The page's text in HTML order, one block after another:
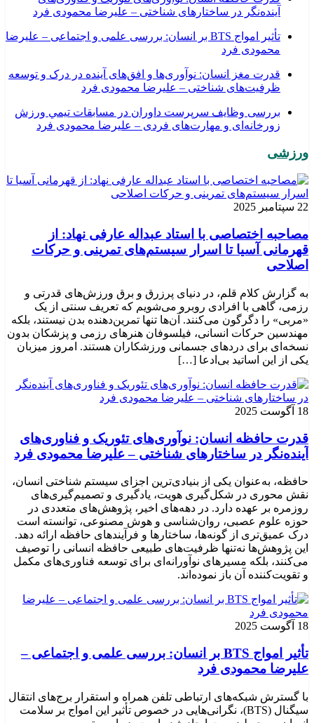
آینده‌نگر در ساختارهای شناختی – علیرضا محمودی فرد
تأثیر امواج BTS بر انسان: بررسی علمی و اجتماعی – علیرضا
محمودی فرد
قدرت مغز انسان: نوآوری‌ها و افق‌های آینده در درک و توسعه
ظرفیت‌های شناختی – علیرضا محمودی فرد
بررسی وظايف سرپرست داوران در مسابقات تیمي ورزش
زورخانه‌ای و مهارت‌های فردی – علیرضا محمودی فرد
ورزشی
22 سپتامبر 2025
مصاحبه اختصاصی با استاد عبداله عارفی نهاد: از
قهرمانی آسیا تا اسرار سیستم‌های تمرینی و حرکات
اصلاحی
به گزارش کلام قلم، در دنیای پرزرق و برق ورزش‌های قدرتی و
رزمی، گاهی با افرادی روبرو می‌شویم که تعریف سنتی از یک
«مربی» را دگرگون می‌کنند. آن‌ها تنها تمرین‌دهنده بدن نیستند، بلکه
مهندسین حرکات انسانی، فیلسوفان هنرهای رزمی و پزشکان بدون
نسخه‌ای برای دردهای جسمانی ورزشکاران هستند. امروز میزبان
یکی از این اساتید بی‌ادعا […]
18 آگوست 2025
قدرت حافظه انسان: نوآوری‌های تئوریک و فناوری‌های
آینده‌نگر در ساختارهای شناختی – علیرضا محمودی فرد
حافظه، به‌عنوان یکی از بنیادی‌ترین اجزای سیستم شناختی انسان،
نقش محوری در شکل‌گیری هویت، یادگیری و تصمیم‌گیری‌های
روزمره بر عهده دارد. در دهه‌های اخیر، پژوهش‌های متعددی در
حوزه علوم عصبی، روان‌شناسی و هوش مصنوعی، توانسته‌ است
درک عمیق‌تری از گونه‌ها، ساختارها و فرآیندهای حافظه ارائه دهد.
این پژوهش‌ها نه‌تنها ظرفیت‌های طبیعی حافظه انسانی را توصیف
می‌کنند، بلکه مسیرهای نوآورانه‌ای برای توسعه فناوری‌های مکمل
و تقویت‌کننده آن باز نموده‌اند.
18 آگوست 2025
تأثیر امواج BTS بر انسان: بررسی علمی و اجتماعی –
علیرضا محمودی فرد
با گسترش شبکه‌های ارتباطی تلفن همراه و استقرار برج‌های انتقال
سیگنال (BTS)، نگرانی‌هایی در خصوص تأثیر این امواج بر سلامت